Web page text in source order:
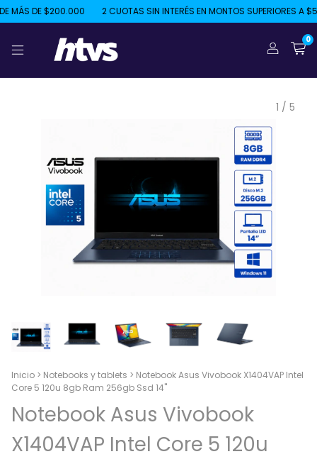
MÁS DE $200.000 2 CUOTAS SIN INTERÉS EN MONTOS SUPERIORES A
0
1 / 5
Inicio > Notebooks y tablets > Notebook Asus Vivobook X1404VAP Intel
Core 5 120u 8gb Ram 256gb Ssd 14''
Notebook Asus Vivobook
X1404VAP Intel Core 5 120u